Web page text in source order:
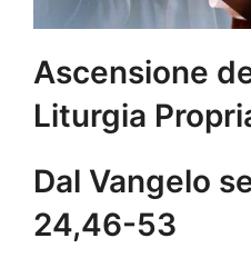
Ascensione
Liturgia
Dal Vangelo
24,46-53